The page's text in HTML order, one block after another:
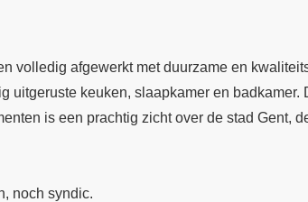
volledig afgewerkt met duurzame en
uitgeruste keuken, slaapkamer en
is een prachtig zicht over de stad Gent,
noch syndic.